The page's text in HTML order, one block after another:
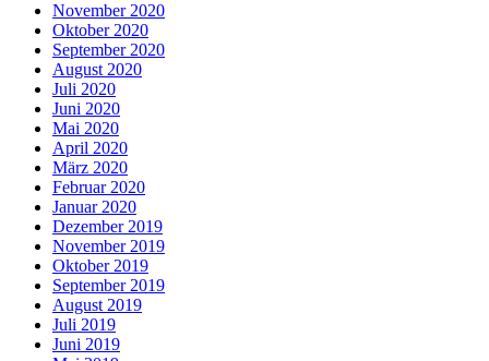
November 2020
Oktober 2020
September 2020
August 2020
Juli 2020
Juni 2020
Mai 2020
April 2020
März 2020
Februar 2020
Januar 2020
Dezember 2019
November 2019
Oktober 2019
September 2019
August 2019
Juli 2019
Juni 2019